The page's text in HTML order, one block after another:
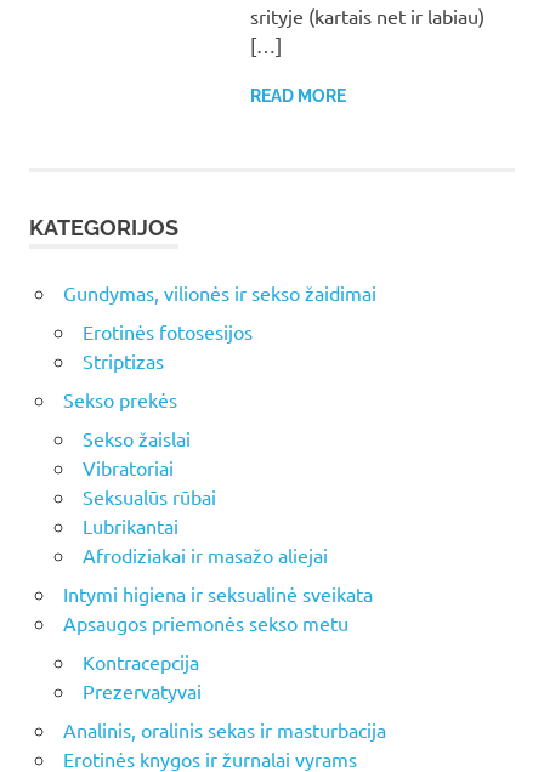
srityje (kartais net ir labiau)
[…]
READ MORE
KATEGORIJOS
Gundymas, vilionės ir sekso žaidimai
Erotinės fotosesijos
Striptizas
Sekso prekės
Sekso žaislai
Vibratoriai
Seksualūs rūbai
Lubrikantai
Afrodiziakai ir masažo aliejai
Intymi higiena ir seksualinė sveikata
Apsaugos priemonės sekso metu
Kontracepcija
Prezervatyvai
Analinis, oralinis sekas ir masturbacija
Erotinės knygos ir žurnalai vyrams